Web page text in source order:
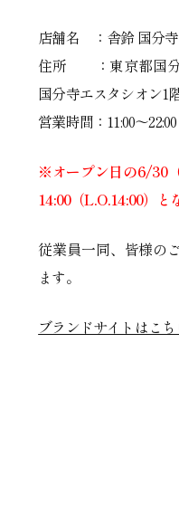
店舗名 ：舎鈴 国分寺
住所 ：東京都国分
国分寺エスタシオン1
営業時間：11:00～
※オープン日の6/30
14:00（L.O.14:00）と
従業員一同、皆様の
ます。
ブランドサイトはこち